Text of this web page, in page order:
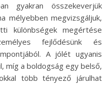
gyakran összekeverjük
mélyebben megvizsgáljuk,
különbségek megértése
fejlődésünk és
A jólét ugyanis
míg a boldogság egy belső,
több tényező járulhat